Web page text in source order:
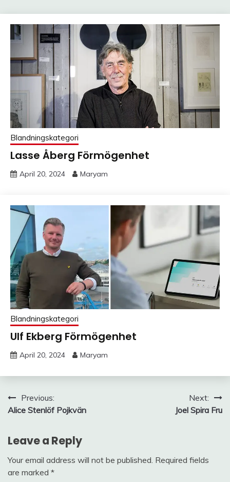
Blandningskategori
Lasse Åberg Förmögenhet
April 20, 2024 Maryam
Blandningskategori
Ulf Ekberg Förmögenhet
April 20, 2024 Maryam
Post
navigation
Previous:
Alice Stenlöf Pojkvän
Next:
Joel Spira Fru
Leave a Reply
Your email address will not be published. Required fields
are marked *